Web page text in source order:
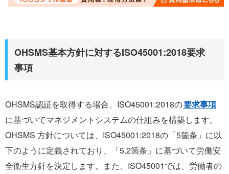
OHSMS基本方針に対するISO45001:2018要求
事項
OHSMS認証を取得する場合、ISO45001:2018の要求事項
に基づいてマネジメントシステムの仕組みを構築します。
OHSMS 方針については、ISO45001:2018の「5箇条」に以
下のように定義されており、「5.2箇条」に基づいて労働安
全衛生方針を決定します。また、ISO45001では、労働者の